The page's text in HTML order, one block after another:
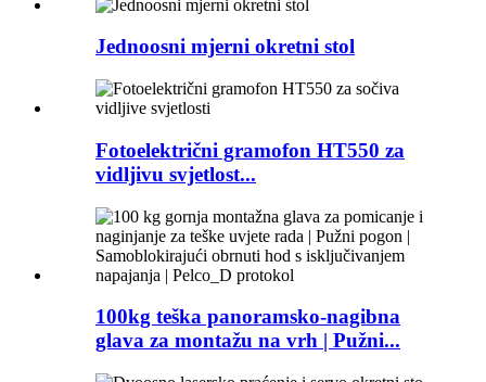
Jednoosni mjerni okretni stol
Fotoelektrični gramofon HT550 za
vidljivu svjetlost...
100kg teška panoramsko-nagibna
glava za montažu na vrh | Pužni...